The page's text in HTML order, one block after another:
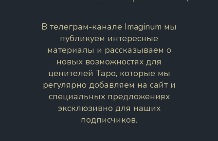
В телеграм-канале Imaginum мы
публикуем интересные
материалы и рассказываем о
новых возможностях для
ценителей Таро, которые мы
регулярно добавляем на сайт и
специальных предложениях
эксклюзивно для наших
подписчиков.